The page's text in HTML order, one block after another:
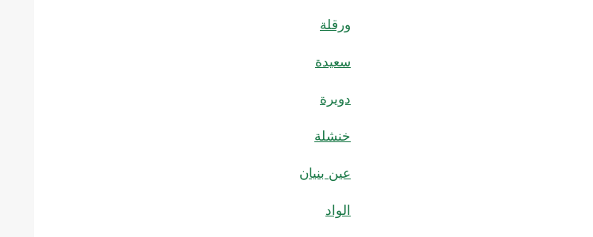
ورقلة
سعيدة
دويرة
خنشلة
عين بنيان
الواد